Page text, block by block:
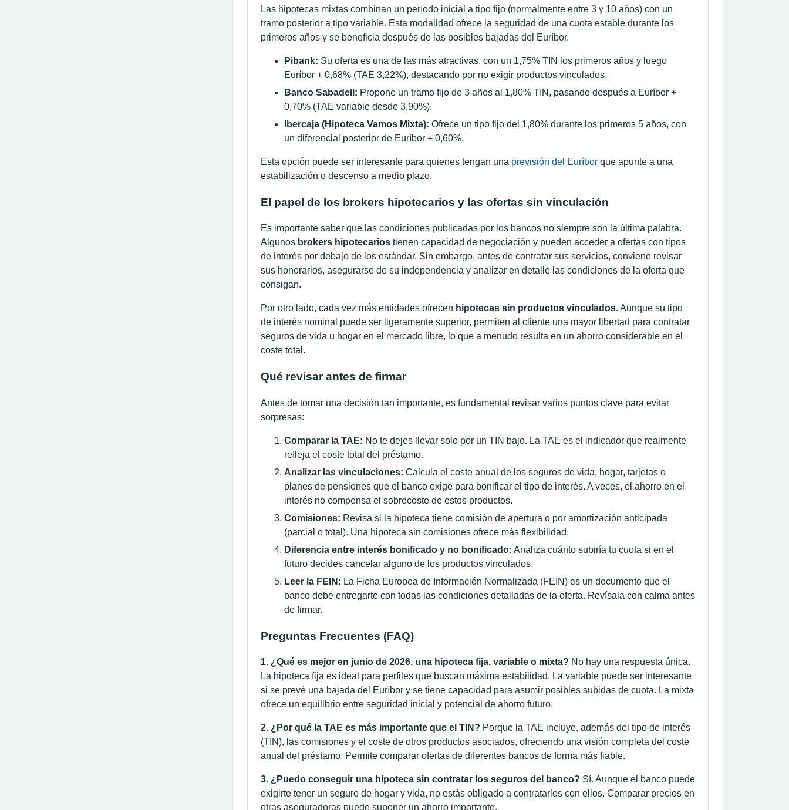
Las hipotecas mixtas combinan un período inicial a tipo fijo (normalmente entre 3 y 10 años) con un
tramo posterior a tipo variable. Esta modalidad ofrece la seguridad de una cuota estable durante los
primeros años y se beneficia después de las posibles bajadas del Euríbor.
Pibank: Su oferta es una de las más atractivas, con un 1,75% TIN los primeros años y luego
Euríbor + 0,68% (TAE 3,22%), destacando por no exigir productos vinculados.
Banco Sabadell: Propone un tramo fijo de 3 años al 1,80% TIN, pasando después a Euríbor +
0,70% (TAE variable desde 3,90%).
Ibercaja (Hipoteca Vamos Mixta): Ofrece un tipo fijo del 1,80% durante los primeros 5 años, con
un diferencial posterior de Euríbor + 0,60%.
Esta opción puede ser interesante para quienes tengan una previsión del Euríbor que apunte a una
estabilización o descenso a medio plazo.
El papel de los brokers hipotecarios y las ofertas sin vinculación
Es importante saber que las condiciones publicadas por los bancos no siempre son la última palabra.
Algunos brokers hipotecarios tienen capacidad de negociación y pueden acceder a ofertas con tipos
de interés por debajo de los estándar. Sin embargo, antes de contratar sus servicios, conviene revisar
sus honorarios, asegurarse de su independencia y analizar en detalle las condiciones de la oferta que
consigan.
Por otro lado, cada vez más entidades ofrecen hipotecas sin productos vinculados. Aunque su tipo
de interés nominal puede ser ligeramente superior, permiten al cliente una mayor libertad para contratar
seguros de vida u hogar en el mercado libre, lo que a menudo resulta en un ahorro considerable en el
coste total.
Qué revisar antes de firmar
Antes de tomar una decisión tan importante, es fundamental revisar varios puntos clave para evitar
sorpresas:
Comparar la TAE: No te dejes llevar solo por un TIN bajo. La TAE es el indicador que realmente
refleja el coste total del préstamo.
Analizar las vinculaciones: Calcula el coste anual de los seguros de vida, hogar, tarjetas o
planes de pensiones que el banco exige para bonificar el tipo de interés. A veces, el ahorro en el
interés no compensa el sobrecoste de estos productos.
Comisiones: Revisa si la hipoteca tiene comisión de apertura o por amortización anticipada
(parcial o total). Una hipoteca sin comisiones ofrece más flexibilidad.
Diferencia entre interés bonificado y no bonificado: Analiza cuánto subiría tu cuota si en el
futuro decides cancelar alguno de los productos vinculados.
Leer la FEIN: La Ficha Europea de Información Normalizada (FEIN) es un documento que el
banco debe entregarte con todas las condiciones detalladas de la oferta. Revísala con calma antes
de firmar.
Preguntas Frecuentes (FAQ)
1. ¿Qué es mejor en junio de 2026, una hipoteca fija, variable o mixta? No hay una respuesta única.
La hipoteca fija es ideal para perfiles que buscan máxima estabilidad. La variable puede ser interesante
si se prevé una bajada del Euríbor y se tiene capacidad para asumir posibles subidas de cuota. La mixta
ofrece un equilibrio entre seguridad inicial y potencial de ahorro futuro.
2. ¿Por qué la TAE es más importante que el TIN? Porque la TAE incluye, además del tipo de interés
(TIN), las comisiones y el coste de otros productos asociados, ofreciendo una visión completa del coste
anual del préstamo. Permite comparar ofertas de diferentes bancos de forma más fiable.
3. ¿Puedo conseguir una hipoteca sin contratar los seguros del banco? Sí. Aunque el banco puede
exigirte tener un seguro de hogar y vida, no estás obligado a contratarlos con ellos. Comparar precios en
otras aseguradoras puede suponer un ahorro importante.